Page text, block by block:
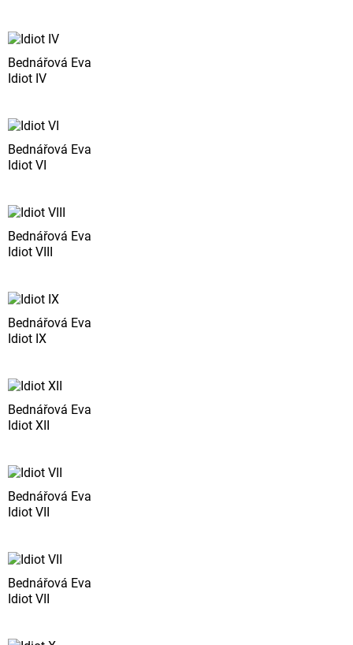
Bednářová Eva
Idiot IV
Bednářová Eva
Idiot VI
Bednářová Eva
Idiot VIII
Bednářová Eva
Idiot IX
Bednářová Eva
Idiot XII
Bednářová Eva
Idiot VII
Bednářová Eva
Idiot VII